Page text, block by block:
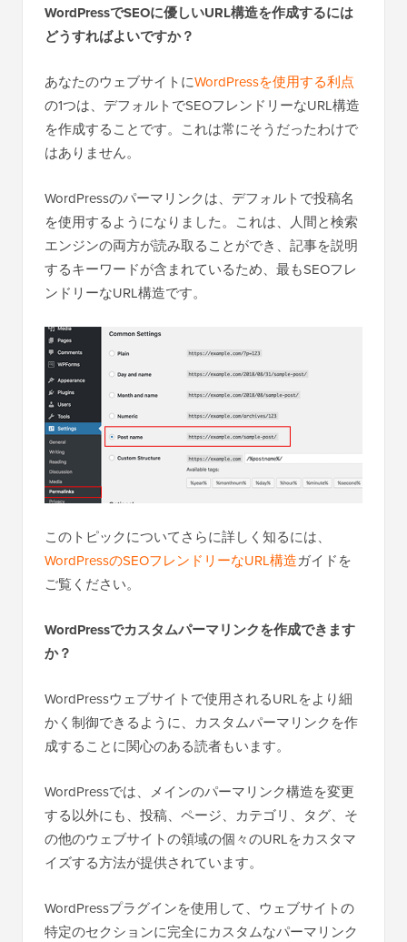
WordPressでSEOに優しいURL構造を作成するには
どうすればよいですか？
あなたのウェブサイトにWordPressを使用する利点
の1つは、デフォルトでSEOフレンドリーなURL構造
を作成することです。これは常にそうだったわけで
はありません。
WordPressのパーマリンクは、デフォルトで投稿名
を使用するようになりました。これは、人間と検索
エンジンの両方が読み取ることができ、記事を説明
するキーワードが含まれているため、最もSEOフレ
ンドリーなURL構造です。
このトピックについてさらに詳しく知るには、
WordPressのSEOフレンドリーなURL構造ガイドを
ご覧ください。
WordPressでカスタムパーマリンクを作成できます
か？
WordPressウェブサイトで使用されるURLをより細
かく制御できるように、カスタムパーマリンクを作
成することに関心のある読者もいます。
WordPressでは、メインのパーマリンク構造を変更
する以外にも、投稿、ページ、カテゴリ、タグ、そ
の他のウェブサイトの領域の個々のURLをカスタマ
イズする方法が提供されています。
WordPressプラグインを使用して、ウェブサイトの
特定のセクションに完全にカスタムなパーマリンク